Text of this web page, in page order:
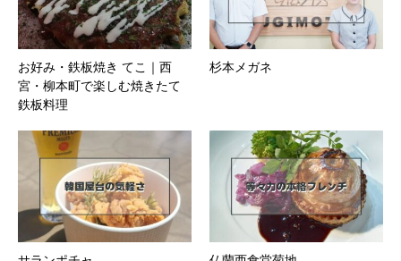
お好み・鉄板焼き てこ｜西
宮・柳本町で楽しむ焼きたて
鉄板料理
杉本メガネ